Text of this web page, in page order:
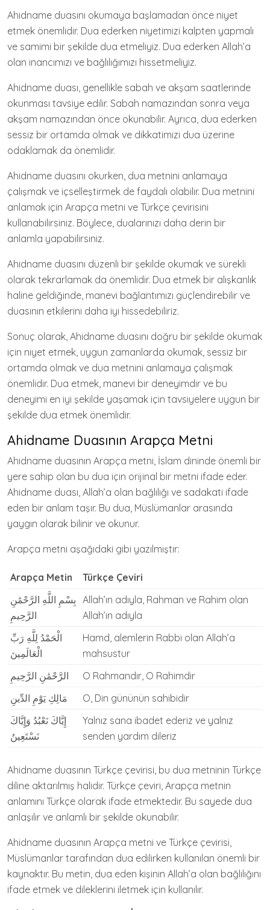
Ahidname duasını okumaya başlamadan önce niyet
etmek önemlidir. Dua ederken niyetimizi kalpten yapmalı
ve samimi bir şekilde dua etmeliyiz. Dua ederken Allah’a
olan inancımızı ve bağlılığımızı hissetmeliyiz.
Ahidname duası, genellikle sabah ve akşam saatlerinde
okunması tavsiye edilir. Sabah namazından sonra veya
akşam namazından önce okunabilir. Ayrıca, dua ederken
sessiz bir ortamda olmak ve dikkatimizi dua üzerine
odaklamak da önemlidir.
Ahidname duasını okurken, dua metnini anlamaya
çalışmak ve içselleştirmek de faydalı olabilir. Dua metnini
anlamak için Arapça metni ve Türkçe çevirisini
kullanabilirsiniz. Böylece, dualarınızı daha derin bir
anlamla yapabilirsiniz.
Ahidname duasını düzenli bir şekilde okumak ve sürekli
olarak tekrarlamak da önemlidir. Dua etmek bir alışkanlık
haline geldiğinde, manevi bağlantımızı güçlendirebilir ve
duasının etkilerini daha iyi hissedebiliriz.
Sonuç olarak, Ahidname duasını doğru bir şekilde okumak
için niyet etmek, uygun zamanlarda okumak, sessiz bir
ortamda olmak ve dua metnini anlamaya çalışmak
önemlidir. Dua etmek, manevi bir deneyimdir ve bu
deneyimi en iyi şekilde yaşamak için tavsiyelere uygun bir
şekilde dua etmek önemlidir.
Ahidname Duasının Arapça Metni
Ahidname duasının Arapça metni, İslam dininde önemli bir
yere sahip olan bu dua için orijinal bir metni ifade eder.
Ahidname duası, Allah’a olan bağlılığı ve sadakati ifade
eden bir anlam taşır. Bu dua, Müslümanlar arasında
yaygın olarak bilinir ve okunur.
Arapça metni aşağıdaki gibi yazılmıştır:
Arapça Metin
Türkçe Çeviri
بِسْمِ اللَّهِ الرَّحْمَٰنِ
الرَّحِيمِ
Allah’ın adıyla, Rahman ve Rahim olan
Allah’ın adıyla
الْحَمْدُ لِلَّهِ رَبِّ
الْعَالَمِينَ
Hamd, alemlerin Rabbi olan Allah’a
mahsustur
الرَّحْمَٰنِ الرَّحِيمِ
O Rahmandır, O Rahimdir
مَالِكِ يَوْمِ الدِّينِ
O, Din gününün sahibidir
إِيَّاكَ نَعْبُدُ وَإِيَّاكَ
نَسْتَعِينُ
Yalnız sana ibadet ederiz ve yalnız
senden yardım dileriz
Ahidname duasının Türkçe çevirisi, bu dua metninin Türkçe
diline aktarılmış halidir. Türkçe çeviri, Arapça metnin
anlamını Türkçe olarak ifade etmektedir. Bu sayede dua
anlaşılır ve anlamlı bir şekilde okunabilir.
Ahidname duasının Arapça metni ve Türkçe çevirisi,
Müslümanlar tarafından dua edilirken kullanılan önemli bir
kaynaktır. Bu metin, dua eden kişinin Allah’a olan bağlılığını
ifade etmek ve dileklerini iletmek için kullanılır.